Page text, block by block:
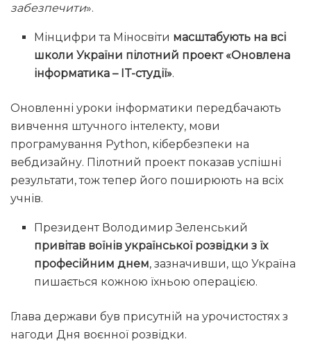
забезпечити».
Мінцифри та Міносвіти масштабують на всі
школи України пілотний проект «Оновлена
інформатика – IT-студії».
Оновленні уроки інформатики передбачають
вивчення штучного інтелекту, мови
програмування Python, кібербезпеки на
вебдизайну. Пілотний проект показав успішні
результати, тож тепер його поширюють на всіх
учнів.
Президент Володимир Зеленський
привітав воїнів української розвідки з їх
професійним днем, зазначивши, що Україна
пишається кожною їхньою операцією.
Глава держави був присутній на урочистостях з
нагоди Дня воєнної розвідки.